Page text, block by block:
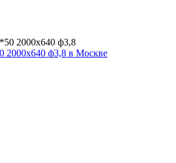
2000х640 ф3,8 в Москве